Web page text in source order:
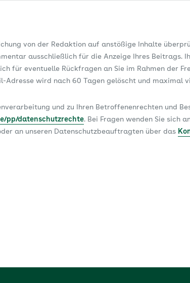
von der Redaktion auf anstößige Inhalte
ausschließlich für die Anzeige Ihres Beitrags.
für eventuelle Rückfragen an Sie im Rahmen der
Adresse wird nach 60 Tagen gelöscht und maximal
und zu Ihren Betroffenenrechten und
pp/datenschutzrechte. Bei Fragen wenden Sie sich
an unseren Datenschutzbeauftragten über das